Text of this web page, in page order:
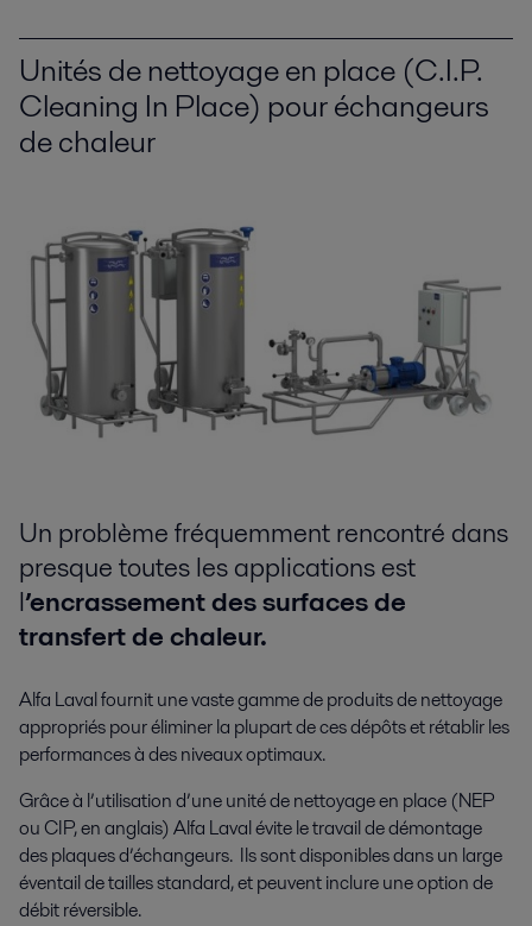
Unités de nettoyage en place (C.I.P.
Cleaning In Place) pour échangeurs
de chaleur
Un problème fréquemment rencontré dans
presque toutes les applications est
l’encrassement des surfaces de
transfert de chaleur.
Alfa Laval fournit une vaste gamme de produits de nettoyage
appropriés pour éliminer la plupart de ces dépôts et rétablir les
performances à des niveaux optimaux.
Grâce à l’utilisation d’une unité de nettoyage en place (NEP
ou CIP, en anglais) Alfa Laval évite le travail de démontage
des plaques d’échangeurs. Ils sont disponibles dans un large
éventail de tailles standard, et peuvent inclure une option de
débit réversible.